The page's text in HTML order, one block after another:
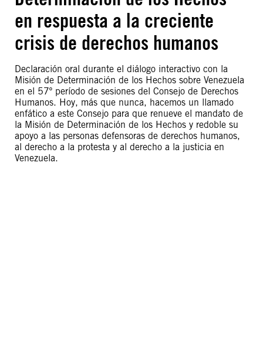
en respuesta a la creciente
crisis de derechos humanos
Declaración oral durante el diálogo interactivo con la
Misión de Determinación de los Hechos sobre Venezuela
en el 57º período de sesiones del Consejo de Derechos
Humanos. Hoy, más que nunca, hacemos un llamado
enfático a este Consejo para que renueve el mandato de
la Misión de Determinación de los Hechos y redoble su
apoyo a las personas defensoras de derechos humanos,
al derecho a la protesta y al derecho a la justicia en
Venezuela.